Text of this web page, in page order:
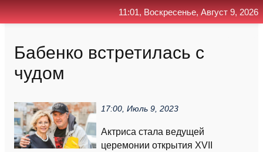
Бабенко встретилась с
чудом
17:00, Июль 9, 2023
Актриса стала ведущей
церемонии открытия XVII
11:01, Воскресенье, Август 9, 2026